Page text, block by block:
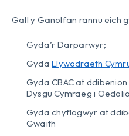
Gall y Ganolfan rannu eich
Gyda’r Darparwyr;
GydaLlywodraeth
Gyda CBAC at
Dysgu Cymraeg i
Gyda chyflogwyr at
Gwaith